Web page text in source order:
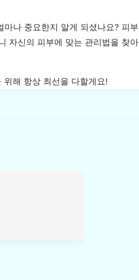
나 중요한지 알게 되셨나요? 피부
자신의 피부에 맞는 관리법을 찾아
해 항상 최선을 다할게요!